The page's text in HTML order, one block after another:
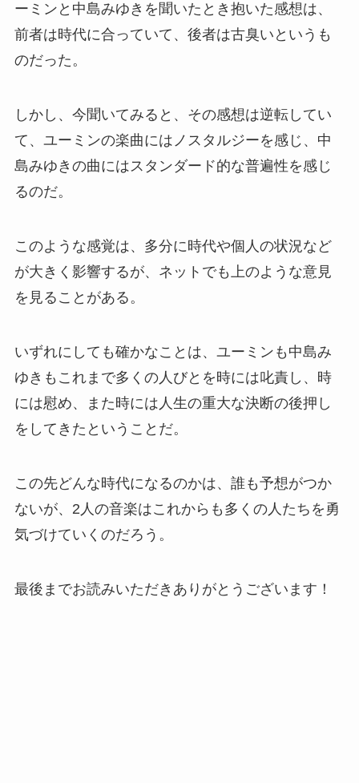
ーミンと中島みゆきを聞いたとき抱いた感想は、
前者は時代に合っていて、後者は古臭いというも
のだった。
しかし、今聞いてみると、その感想は逆転してい
て、ユーミンの楽曲にはノスタルジーを感じ、中
島みゆきの曲にはスタンダード的な普遍性を感じ
るのだ。
このような感覚は、多分に時代や個人の状況など
が大きく影響するが、ネットでも上のような意見
を見ることがある。
いずれにしても確かなことは、ユーミンも中島み
ゆきもこれまで多くの人びとを時には叱責し、時
には慰め、また時には人生の重大な決断の後押し
をしてきたということだ。
この先どんな時代になるのかは、誰も予想がつか
ないが、2人の音楽はこれからも多くの人たちを勇
気づけていくのだろう。
最後までお読みいただきありがとうございます！